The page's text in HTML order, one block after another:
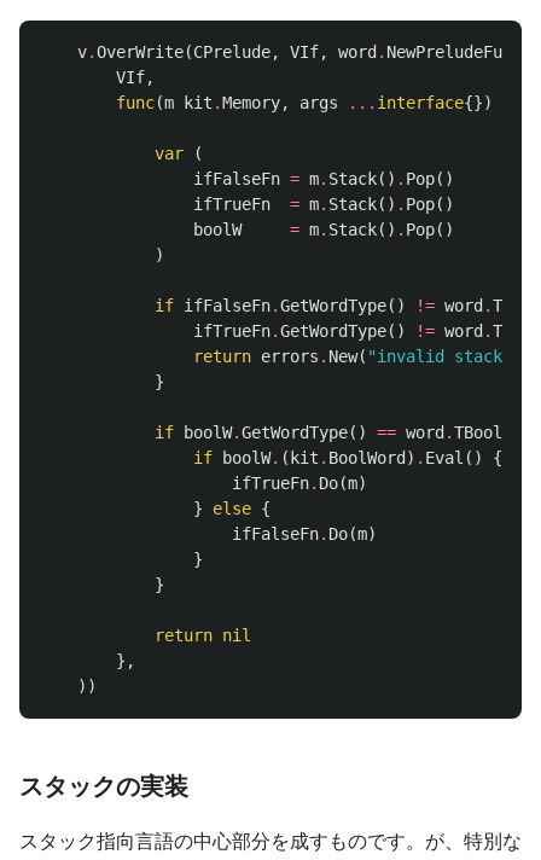
v.OverWrite(CPrelude, VIf, word .
VIf,
func(m kit .Memory, args ... interface{})
var
(
ifFalseFn = m. Stack() . Pop()
ifTrueFn
= m. Stack() . Pop()
boolW
= m. Stack() . Pop()
)
if ifFalseFn.GetWordType() != word .
ifTrueFn.GetWordType() != word .
return errors . New( "invalid stack
}
if boolW.GetWordType() == word .TBoolWord
if
boolW. ( kit . BoolWord ) . Eval ()
{
ifTrueFn. Do(m)
}
else {
ifFalseFn. Do(m)
}
}
return nil
},
))
スタックの実装
スタック指向言語の中心部分を成すものです。が、特別な